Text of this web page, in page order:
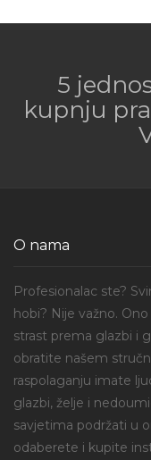
5
kupnju
O nama
Profesionalac ste?
hobi? Nije važno.
strast prema glazbi i
obratite našem
raspolaganju imate
glazbi, želje i
savjetima podržati u
odaberete i kupite